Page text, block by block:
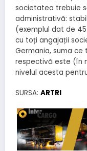
societatea trebuie
administrativă:
(exemplul dat de
cu toți angajații
Germania, suma
respectivă este (în
nivelul acesta
SURSA: ARTRI